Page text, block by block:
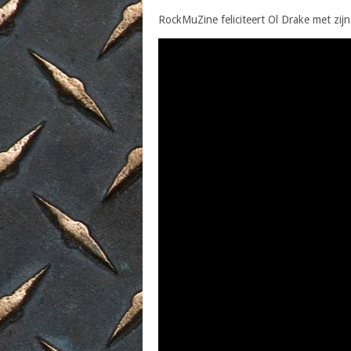
RockMuZine feliciteert Ol Drake met